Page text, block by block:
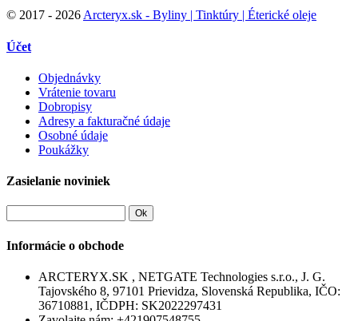
© 2017 - 2026 Arcteryx.sk - Byliny | Tinktúry | Éterické oleje
Účet
Objednávky
Vrátenie tovaru
Dobropisy
Adresy a fakturačné údaje
Osobné údaje
Poukážky
Zasielanie noviniek
Ok
Informácie o obchode
ARCTERYX.SK , NETGATE Technologies s.r.o., J. G.
Tajovského 8, 97101 Prievidza, Slovenská Republika, IČO:
36710881, IČDPH: SK2022297431